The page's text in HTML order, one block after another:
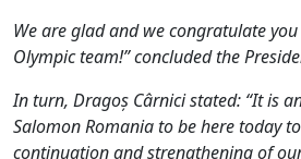
We are glad and we congratulate
Olympic team!” concluded the
In turn, Dragoș Cârnici stated: “It is
Salomon Romania to be here today
continuation and strengthening of